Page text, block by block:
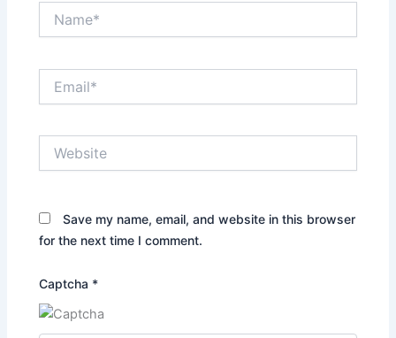
Save my name, email, and website in this browser
for the next time I comment.
Captcha *